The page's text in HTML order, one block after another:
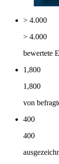
> 4.000
> 4.000
bewertete
1,800
1,800
von
400
400